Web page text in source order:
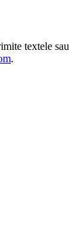
textele sau
.